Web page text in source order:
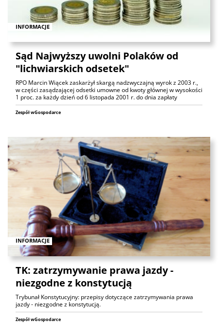
INFORMACJE
Sąd Najwyższy uwolni Polaków od
"lichwiarskich odsetek"
RPO Marcin Wiącek zaskarżył skargą nadzwyczajną wyrok z 2003 r.,
w części zasądzającej odsetki umowne od kwoty głównej w wysokości
1 proc. za każdy dzień od 6 listopada 2001 r. do dnia zapłaty
Zespół wGospodarce
INFORMACJE
TK: zatrzymywanie prawa jazdy -
niezgodne z konstytucją
Trybunał Konstytucyjny: przepisy dotyczące zatrzymywania prawa
jazdy - niezgodne z konstytucją.
Zespół wGospodarce